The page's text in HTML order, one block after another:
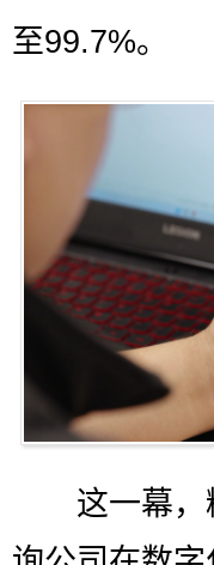
至99.7%。
这一幕，